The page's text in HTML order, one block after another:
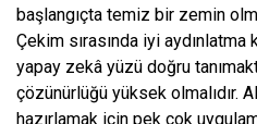
başlangıçta temiz bir zemin
Çekim sırasında iyi aydınlatma
yapay zekâ yüzü doğru
çözünürlüğü yüksek olmalıdır.
hazırlamak için pek çok